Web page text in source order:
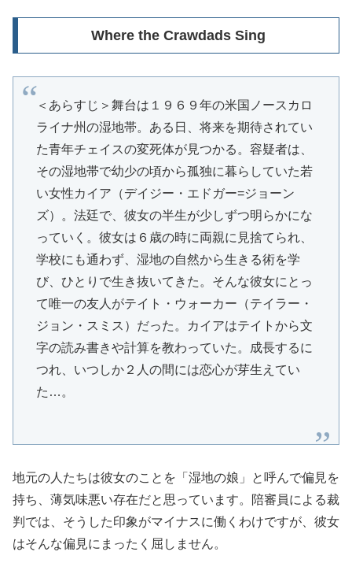
Where the Crawdads Sing
＜あらすじ＞舞台は１９６９年の米国ノースカロ
ライナ州の湿地帯。ある日、将来を期待されてい
た青年チェイスの変死体が見つかる。容疑者は、
その湿地帯で幼少の頃から孤独に暮らしていた若
い女性カイア（デイジー・エドガー=ジョーン
ズ）。法廷で、彼女の半生が少しずつ明らかにな
っていく。彼女は６歳の時に両親に見捨てられ、
学校にも通わず、湿地の自然から生きる術を学
び、ひとりで生き抜いてきた。そんな彼女にとっ
て唯一の友人がテイト・ウォーカー（テイラー・
ジョン・スミス）だった。カイアはテイトから文
字の読み書きや計算を教わっていた。成長するに
つれ、いつしか２人の間には恋心が芽生えてい
た…。
地元の人たちは彼女のことを「湿地の娘」と呼んで偏見を
持ち、薄気味悪い存在だと思っています。陪審員による裁
判では、そうした印象がマイナスに働くわけですが、彼女
はそんな偏見にまったく屈しません。